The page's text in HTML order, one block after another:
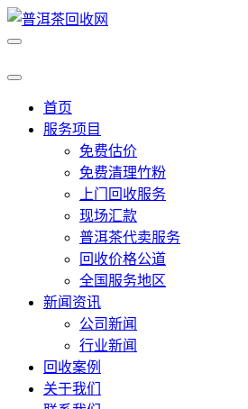
首页
服务项目
免费估价
免费清理竹粉
上门回收服务
现场汇款
普洱茶代卖服务
回收价格公道
全国服务地区
新闻资讯
公司新闻
行业新闻
回收案例
关于我们